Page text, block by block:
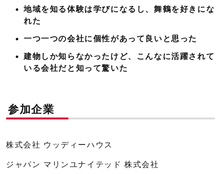
地域を知る体験は学びになるし、舞鶴を好きにな
れた
一つ一つの会社に個性があって良いと思った
建物しか知らなかったけど、こんなに活躍されて
いる会社だと知って驚いた
参加企業
株式会社 ウッディーハウス
ジャパン マリンユナイテッド 株式会社